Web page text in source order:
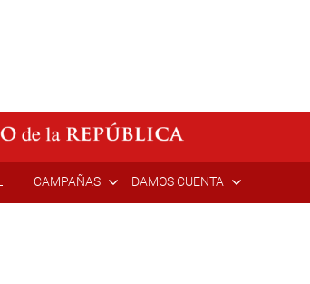
CAMPAÑAS DAMOS CUENTA